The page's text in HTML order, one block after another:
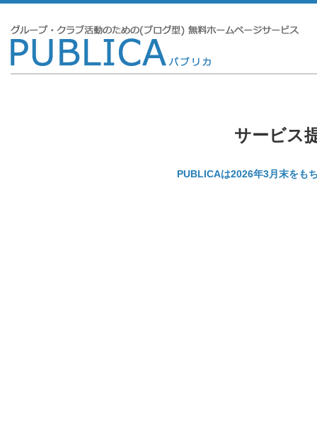
サービス
PUBLICAは2026年3月末をも